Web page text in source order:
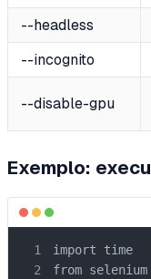
--headless
--incognito
--disable-gpu
Exemplo:
import time
from